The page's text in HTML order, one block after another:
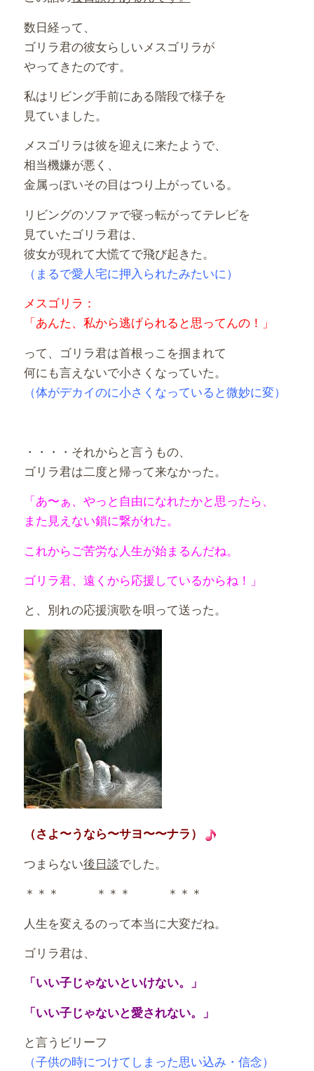
数日経って、
ゴリラ君の彼女らしいメスゴリラが
やってきたのです。
私はリビング手前にある階段で様子を
見ていました。
メスゴリラは彼を迎えに来たようで、
相当機嫌が悪く、
金属っぽいその目はつり上がっている。
リビングのソファで寝っ転がってテレビを
見ていたゴリラ君は、
彼女が現れて大慌てで飛び起きた。
（まるで愛人宅に押入られたみたいに）
メスゴリラ：
「あんた、私から逃げられると思ってんの！」
って、ゴリラ君は首根っこを掴まれて
何にも言えないで小さくなっていた。
（体がデカイのに小さくなっていると微妙に変）
・・・・それからと言うもの、
ゴリラ君は二度と帰って来なかった。
「あ〜ぁ、やっと自由になれたかと思ったら、
また見えない鎖に繋がれた。
これからご苦労な人生が始まるんだね。
ゴリラ君、遠くから応援しているからね！」
と、別れの応援演歌を唄って送った。
（さよ〜うなら〜サヨ〜〜ナラ）
つまらない後日談でした。
＊＊＊ ＊＊＊ ＊＊＊
人生を変えるのって本当に大変だね。
ゴリラ君は、
「いい子じゃないといけない。」
「いい子じゃないと愛されない。」
と言うビリーフ
（子供の時につけてしまった思い込み・信念）